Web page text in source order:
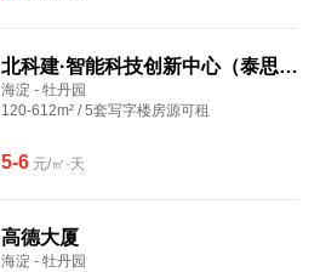
北科建·智能科技创新中心（泰思特
大厦）
海淀 - 牡丹园
120-612m² / 5套写字楼房源可租
5-6元/㎡·天
高德大厦
海淀 - 牡丹园